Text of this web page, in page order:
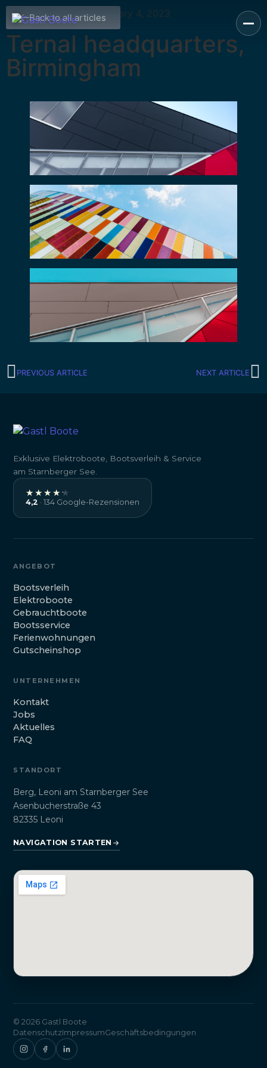
Back to all articlesJanuary 4, 2023
Ternal headquarters,
Birmingham
PREVIOUS ARTICLE NEXT ARTICLE
Exklusive Elektroboote, Bootsverleih & Service
am Starnberger See.
★★★★★
★★★★★
4,2 · 134 Google-Rezensionen
ANGEBOT
Bootsverleih
Elektroboote
Gebrauchtboote
Bootsservice
Ferienwohnungen
Gutscheinshop
UNTERNEHMEN
Kontakt
Jobs
Aktuelles
FAQ
STANDORT
Berg, Leoni am Starnberger See
Asenbucherstraße 43
82335 Leoni
NAVIGATION STARTEN
© 2026 Gastl Boote
DatenschutzImpressumGeschäftsbedingungen